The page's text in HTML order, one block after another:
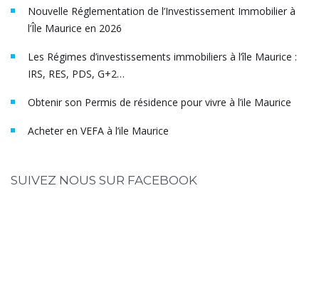
Nouvelle Réglementation de l’Investissement Immobilier à
l’Île Maurice en 2026
Les Régimes d’investissements immobiliers à l’île Maurice :
IRS, RES, PDS, G+2…
Obtenir son Permis de résidence pour vivre à l’ile Maurice
Acheter en VEFA à l’ile Maurice
SUIVEZ NOUS SUR FACEBOOK